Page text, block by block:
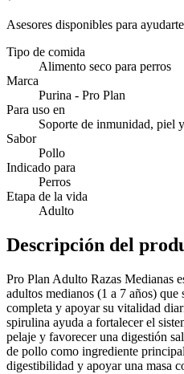
Asesores disponibles para ayudarte
Tipo de comida
Alimento seco para perros
Marca
Purina - Pro Plan
Para uso en
Soporte de inmunidad, piel
Sabor
Pollo
Indicado para
Perros
Etapa de la vida
Adulto
Descripción del
Pro Plan Adulto Razas Medianas
adultos medianos (1 a 7 años)
completa y apoyar su vitalidad
spirulina ayuda a fortalecer el
pelaje y favorecer una digestión
de pollo como ingrediente
digestibilidad y apoyar una masa